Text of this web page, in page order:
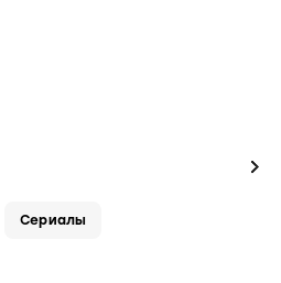
icon
Сериалы